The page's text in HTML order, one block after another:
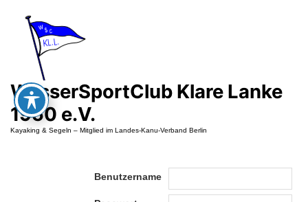
springen
WasserSportClub Klare Lanke
1950 e.V.
Kayaking & Segeln – Mitglied im Landes-Kanu-Verband Berlin
Benutzername